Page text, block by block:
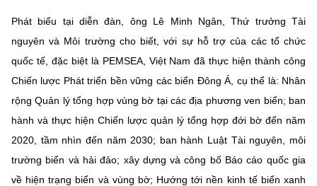
Phát biểu tại diễn đàn, ông Lê Minh Ngân, Thứ trưởng Tài
nguyên và Môi trường cho biết, với sự hỗ trợ của các tổ chức
quốc tế, đặc biệt là PEMSEA, Việt Nam đã thực hiện thành công
Chiến lược Phát triển bền vững các biển Đông Á, cụ thể là: Nhân
rộng Quản lý tổng hợp vùng bờ tại các địa phương ven biển; ban
hành và thực hiện Chiến lược quản lý tổng hợp đới bờ đến năm
2020, tầm nhìn đến năm 2030; ban hành Luật Tài nguyên, môi
trường biển và hải đảo; xây dựng và công bố Báo cáo quốc gia
về hiện trạng biển và vùng bờ; Hướng tới nền kinh tế biển xanh